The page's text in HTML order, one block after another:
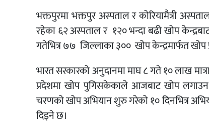
भक्तपुरमा भक्तपुर अस्पताल र कोरियामैत्री
रहेका ६२ अस्पताल र १२० भन्दा बढी खोप
गतेभित्र ७७ जिल्लाका ३०० खोप केन्द्रमार्फत खोप
भारत सरकारको अनुदानमा माघ ८ गते १० लाख
प्रदेशमा खोप पुगिसकेकाले आजबाट खोप
चरणको खोप अभियान शुरु गरेको १० दिनभित्र
दिइने छ।